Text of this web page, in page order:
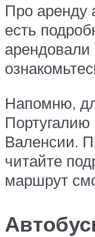
Про аренду
есть
Напомню,
Валенсии.
читайте
маршрут